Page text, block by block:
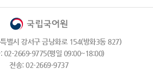
별시 강서구 금낭화로 154(방화3동 827)
: 02-2669-9775(평일 09:00~18:00)
전송: 02-2669-9737